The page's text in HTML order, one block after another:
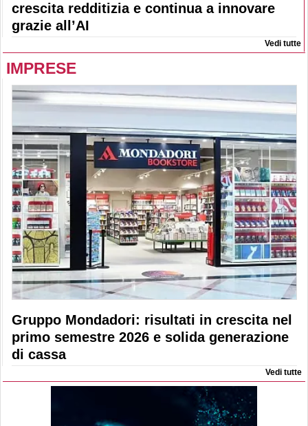
crescita redditizia e continua a innovare
grazie all’AI
Vedi tutte
IMPRESE
Gruppo Mondadori: risultati in crescita nel
primo semestre 2026 e solida generazione
di cassa
Vedi tutte